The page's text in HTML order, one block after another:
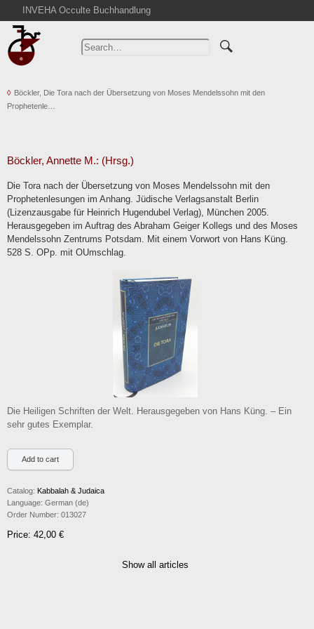
INVEHA Occulte Buchhandlung
Home
Advanced Search
Cart
Abbreviations
Contact
Terms
Withdrawal
Privacy Policy
Böckler, Die Tora nach der Übersetzung von Moses Mendelssohn mit den
Prophetenle…
Böckler, Annette M.: (Hrsg.)
Die Tora nach der Übersetzung von Moses Mendelssohn mit den
Prophetenlesungen im Anhang. Jüdische Verlagsanstalt Berlin
(Lizenzausgabe für Heinrich Hugendubel Verlag), München 2005.
Herausgegeben im Auftrag des Abraham Geiger Kollegs und des Moses
Mendelssohn Zentrums Potsdam. Mit einem Vorwort von Hans Küng.
528 S. OPp. mit OUmschlag.
Die Heiligen Schriften der Welt. Herausgegeben von Hans Küng. – Ein
sehr gutes Exemplar.
Catalog: Kabbalah & Judaica
Language: German (de)
Order Number: 013027
Price: 42,00 €
Show all articles